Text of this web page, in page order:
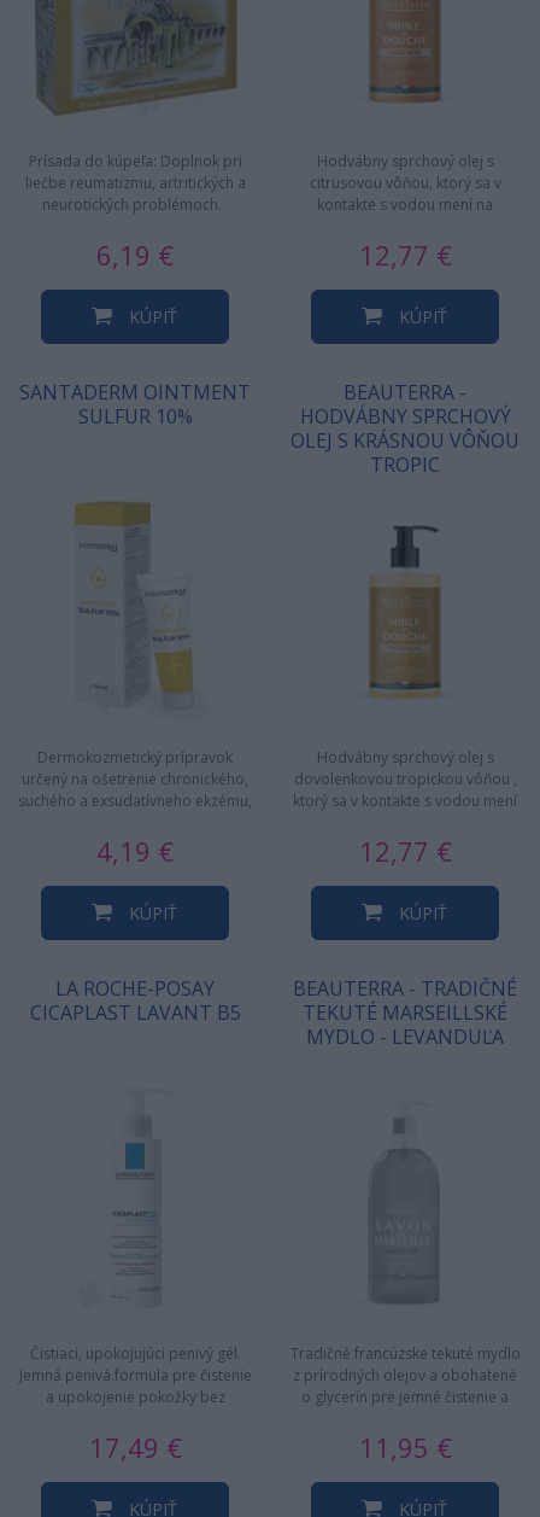
Prísada do kúpeľa: Doplnok pri
liečbe reumatizmu, artritických a
neurotických problémoch.
6,19 €
KÚPIŤ
Hodvábny sprchový olej s
citrusovou vôňou, ktorý sa v
kontakte s vodou mení na
kombinácia…
12,77 €
KÚPIŤ
SANTADERM OINTMENT
SULFUR 10%
Dermokozmetický prípravok
určený na ošetrenie chronického,
suchého a exsudatívneho ekzému,
4,19 €
KÚPIŤ
BEAUTERRA -
HODVÁBNY SPRCHOVÝ
OLEJ S KRÁSNOU VÔŇOU
TROPIC
Hodvábny sprchový olej s
dovolenkovou tropickou vôňou ,
ktorý sa v kontakte s vodou mení
12,77 €
KÚPIŤ
LA ROCHE-POSAY
CICAPLAST LAVANT B5
Čistiaci, upokojujúci penivý gél.
Jemná penivá formula pre čistenie
a upokojenie pokožky bez
17,49 €
KÚPIŤ
BEAUTERRA - TRADIČNÉ
TEKUTÉ MARSEILLSKÉ
MYDLO - LEVANDUĽA
Tradičné francúzske tekuté mydlo
z prírodných olejov a obohatené
o glycerín pre jemné čistenie a
11,95 €
KÚPIŤ